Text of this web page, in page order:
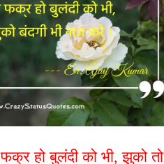
हो बुलंदी को भी, झुको तो